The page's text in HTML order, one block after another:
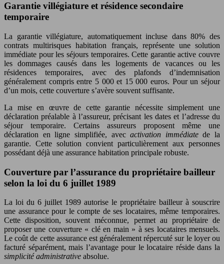
Garantie villégiature et résidence secondaire
temporaire
La garantie villégiature, automatiquement incluse dans 80% des
contrats multirisques habitation français, représente une solution
immédiate pour les séjours temporaires. Cette garantie active couvre
les dommages causés dans les logements de vacances ou les
résidences temporaires, avec des plafonds d’indemnisation
généralement compris entre 5 000 et 15 000 euros. Pour un séjour
d’un mois, cette couverture s’avère souvent suffisante.
La mise en œuvre de cette garantie nécessite simplement une
déclaration préalable à l’assureur, précisant les dates et l’adresse du
séjour temporaire. Certains assureurs proposent même une
déclaration en ligne simplifiée, avecactivation immédiatede la
garantie. Cette solution convient particulièrement aux personnes
possédant déjà une assurance habitation principale robuste.
Couverture par l’assurance du propriétaire bailleur
selon la loi du 6 juillet 1989
La loi du 6 juillet 1989 autorise le propriétaire bailleur à souscrire
une assurance pour le compte de ses locataires, même temporaires.
Cette disposition, souvent méconnue, permet au propriétaire de
proposer une couverture « clé en main » à ses locataires mensuels.
Le coût de cette assurance est généralement répercuté sur le loyer ou
facturé séparément, mais l’avantage pour le locataire réside dans la
simplicité administrative absolue.